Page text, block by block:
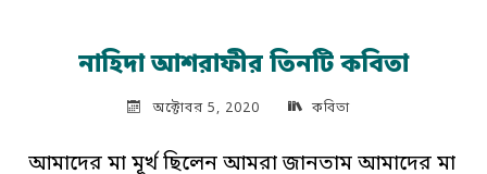
নাহিদা আশরাফীর তিনটি কবিতা
অক্টোবর 5, 2020 কবিতা
আমাদের মা মূর্খ ছিলেন আমরা জানতাম আমাদের মা